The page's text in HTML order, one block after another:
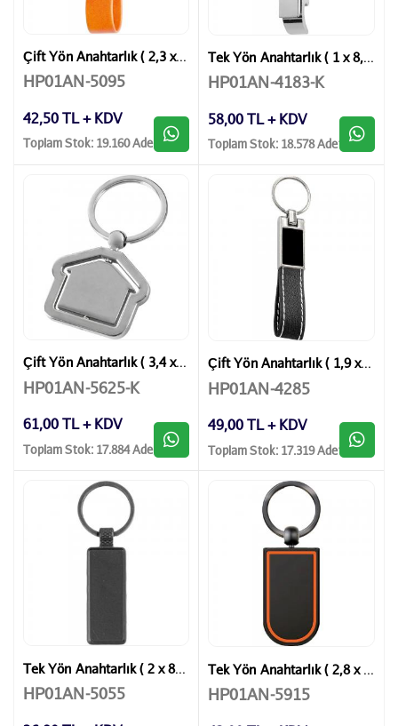
Çift Yön Anahtarlık ( 2,3 x 11,5 cm )
HP01AN-5095
42,50 TL + KDV
Toplam Stok: 19.160 Adet
Tek Yön Anahtarlık ( 1 x 8,5 cm )
HP01AN-4183-K
58,00 TL + KDV
Toplam Stok: 18.578 Adet
Çift Yön Anahtarlık ( 3,4 x 9,3 cm )
HP01AN-5625-K
61,00 TL + KDV
Toplam Stok: 17.884 Adet
Çift Yön Anahtarlık ( 1,9 x 11,5 cm )
HP01AN-4285
49,00 TL + KDV
Toplam Stok: 17.319 Adet
Tek Yön Anahtarlık ( 2 x 8,7 cm )
HP01AN-5055
Tek Yön Anahtarlık ( 2,8 x 8 cm )
HP01AN-5915